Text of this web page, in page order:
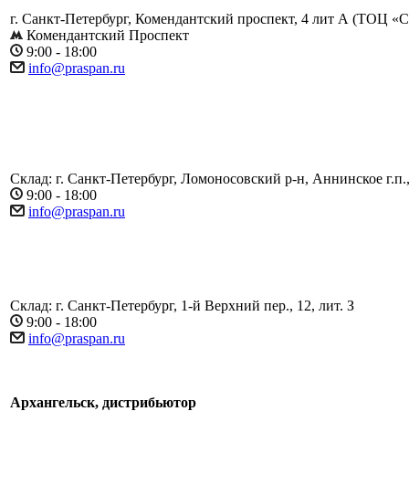
г. Санкт-Петербург, Комендантский проспект, 4 лит А (​ТОЦ
Комендантский Проспект
9:00 - 18:00
info@praspan.ru
Склад: г. Санкт-Петербург, Ломоносовский р-н, Аннинское
9:00 - 18:00
info@praspan.ru
Склад: г. Санкт-Петербург, 1-й Верхний пер., 12, лит. З
9:00 - 18:00
info@praspan.ru
Архангельск, дистрибьютор